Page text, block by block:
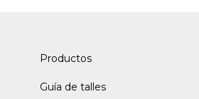
Productos
Guía de talles